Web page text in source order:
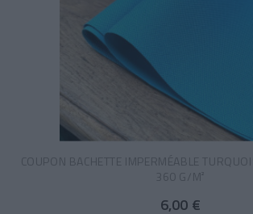
COUPON BACHETTE IMPERMÉABLE
360 G/M²
6,00 €